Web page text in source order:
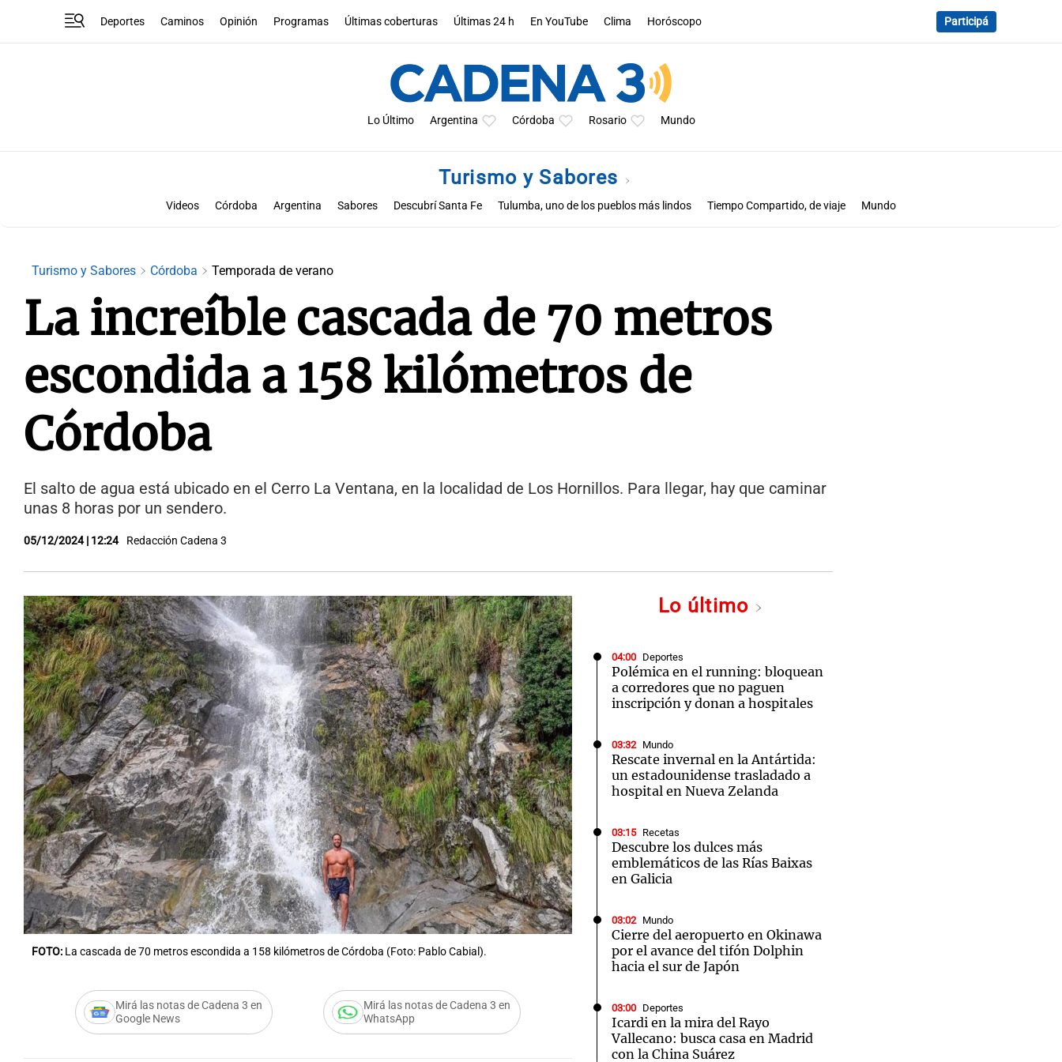
Deportes Caminos Opinión Programas Últimas coberturas Últimas 24 h En YouTube Clima Horóscopo Participá
Lo Último Argentina Córdoba Rosario Mundo
Turismo y Sabores
Videos Córdoba Argentina Sabores Descubrí Santa Fe Tulumba, uno de los pueblos más lindos Tiempo Compartido, de viaje Mundo
Turismo y Sabores Córdoba Temporada de verano
La increíble cascada de 70 metros
escondida a 158 kilómetros de
Córdoba
El salto de agua está ubicado en el Cerro La Ventana, en la localidad de Los Hornillos. Para llegar, hay que caminar
unas 8 horas por un sendero.
05/12/2024 | 12:24 Redacción Cadena 3
FOTO: La cascada de 70 metros escondida a 158 kilómetros de Córdoba (Foto: Pablo Cabial).
Mirá las notas de Cadena 3 en
Google News
Mirá las notas de Cadena 3 en
WhatsApp
Lo último
04:00 Deportes
Polémica en el running: bloquean
a corredores que no paguen
inscripción y donan a hospitales
03:32 Mundo
Rescate invernal en la Antártida:
un estadounidense trasladado a
hospital en Nueva Zelanda
03:15 Recetas
Descubre los dulces más
emblemáticos de las Rías Baixas
en Galicia
03:02 Mundo
Cierre del aeropuerto en Okinawa
por el avance del tifón Dolphin
hacia el sur de Japón
03:00 Deportes
Icardi en la mira del Rayo
Vallecano: busca casa en Madrid
con la China Suárez
Notas
Editorial
Notas
Mundial 2026
Notas
La Sole en Cadena 3
Notas
El huracán de Arequito Cadena 3 en Groenlandia